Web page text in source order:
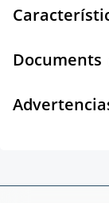
Documents